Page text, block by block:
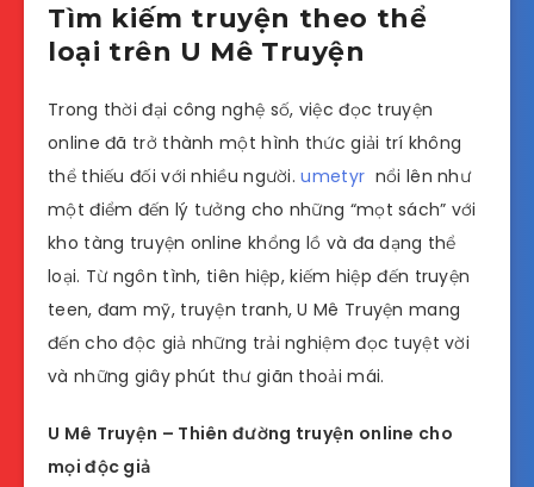
Tìm kiếm truyện theo thể
loại trên U Mê Truyện
Trong thời đại công nghệ số, việc đọc truyện
online đã trở thành một hình thức giải trí không
thể thiếu đối với nhiều người.umetyr nổi lên như
một điểm đến lý tưởng cho những “mọt sách” với
kho tàng truyện online khổng lồ và đa dạng thể
loại. Từ ngôn tình, tiên hiệp, kiếm hiệp đến truyện
teen, đam mỹ, truyện tranh, U Mê Truyện mang
đến cho độc giả những trải nghiệm đọc tuyệt vời
và những giây phút thư giãn thoải mái.
U Mê Truyện – Thiên đường truyện online cho
mọi độc giả